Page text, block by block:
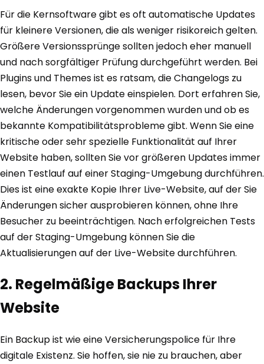
Für die Kernsoftware gibt es oft automatische Updates
für kleinere Versionen, die als weniger risikoreich gelten.
Größere Versionssprünge sollten jedoch eher manuell
und nach sorgfältiger Prüfung durchgeführt werden. Bei
Plugins und Themes ist es ratsam, die Changelogs zu
lesen, bevor Sie ein Update einspielen. Dort erfahren Sie,
welche Änderungen vorgenommen wurden und ob es
bekannte Kompatibilitätsprobleme gibt. Wenn Sie eine
kritische oder sehr spezielle Funktionalität auf Ihrer
Website haben, sollten Sie vor größeren Updates immer
einen Testlauf auf einer Staging-Umgebung durchführen.
Dies ist eine exakte Kopie Ihrer Live-Website, auf der Sie
Änderungen sicher ausprobieren können, ohne Ihre
Besucher zu beeinträchtigen. Nach erfolgreichen Tests
auf der Staging-Umgebung können Sie die
Aktualisierungen auf der Live-Website durchführen.
2. Regelmäßige Backups Ihrer
Website
Ein Backup ist wie eine Versicherungspolice für Ihre
digitale Existenz. Sie hoffen, sie nie zu brauchen, aber